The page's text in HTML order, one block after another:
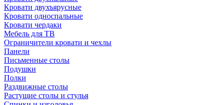
Кровати двухъярусные
Кровати односпальные
Кровати чердаки
Мебель для ТВ
Ограничители кровати и чехлы
Панели
Письменные столы
Подушки
Полки
Раздвижные столы
Растущие столы и стулья